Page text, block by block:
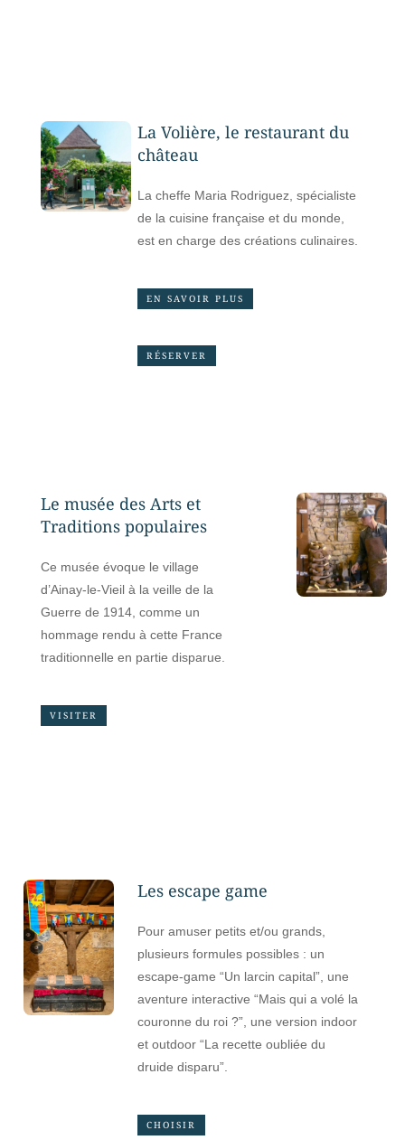
La Volière, le restaurant du
château
La cheffe Maria Rodriguez, spécialiste
de la cuisine française et du monde,
est en charge des créations culinaires.
EN SAVOIR PLUS
RÉSERVER
Le musée des Arts et
Traditions populaires
Ce musée évoque le village
d’Ainay-le-Vieil à la veille de la
Guerre de 1914, comme un
hommage rendu à cette France
traditionnelle en partie disparue.
VISITER
Les escape game
Pour amuser petits et/ou grands,
plusieurs formules possibles : un
escape-game “Un larcin capital”, une
aventure interactive “Mais qui a volé la
couronne du roi ?”, une version indoor
et outdoor “La recette oubliée du
druide disparu”.
CHOISIR